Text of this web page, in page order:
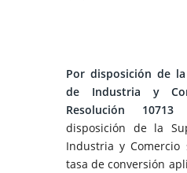
Por disposición de
de Industria y
Resolución
disposición de la
Industria y
tasa de conversión